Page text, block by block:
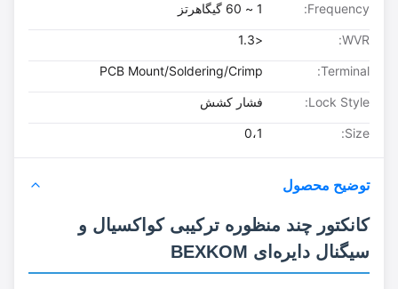
Frequency:
Terminal:
PCB Mount/Soldering/Crimp
Lock Style: فشار کشش
توضیح محصول
کانکتور چند منظوره ترکیبی کواکسیال و
سیگنال دایره‌ای BEXKOM